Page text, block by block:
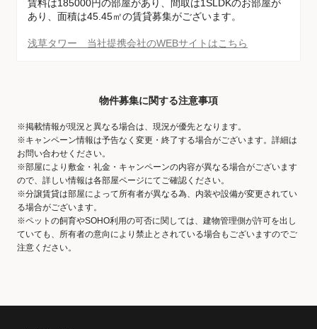
賃料は185000円の部屋があり、間取は1SLDKのお部屋が
あり、面積は45.45㎡の賃貸募集がございます。
浅草タワー 当社提携会社のWEBサイトはこちら
物件募集に関する注意事項
※掲載情報が現況と異なる場合は、現況が優先となります。
※キャンペーン情報は予告なく変更・終了する場合がございます。詳細は
お問い合わせください。
※部屋により敷金・礼金・キャンペーンの内容が異なる場合がございます
ので、詳しい情報は各部屋ページにてご確認ください。
※分譲賃貸は部屋によって所有者が異なる為、内装や設備が変更されてい
る場合がございます。
※ペットの飼育やSOHO利用の可否に関しては、建物管理側が許可を出し
ていても、所有者の意向により禁止とされている場合もございますのでご
注意ください。